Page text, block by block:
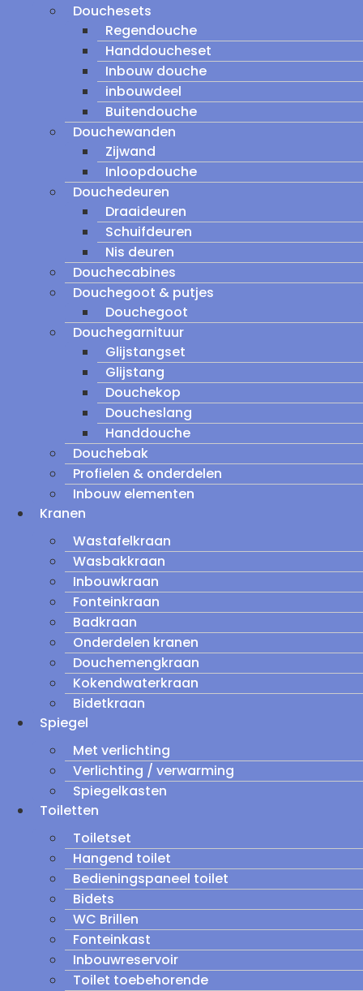
Douchesets
Regendouche
Handdoucheset
Inbouw douche
inbouwdeel
Buitendouche
Douchewanden
Zijwand
Inloopdouche
Douchedeuren
Draaideuren
Schuifdeuren
Nis deuren
Douchecabines
Douchegoot & putjes
Douchegoot
Douchegarnituur
Glijstangset
Glijstang
Douchekop
Doucheslang
Handdouche
Douchebak
Profielen & onderdelen
Inbouw elementen
Kranen
Wastafelkraan
Wasbakkraan
Inbouwkraan
Fonteinkraan
Badkraan
Onderdelen kranen
Douchemengkraan
Kokendwaterkraan
Bidetkraan
Spiegel
Met verlichting
Verlichting / verwarming
Spiegelkasten
Toiletten
Toiletset
Hangend toilet
Bedieningspaneel toilet
Bidets
WC Brillen
Fonteinkast
Inbouwreservoir
Toilet toebehorende